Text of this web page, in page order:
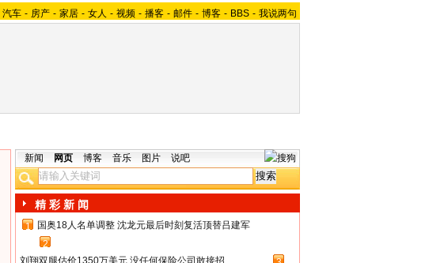
汽车 - 房产 - 家居 - 女人 - 视频 - 播客 - 邮件 - 博客 - BBS - 我说两句
新闻 网页 博客 音乐 图片 说吧
精 彩 新 闻
1
国奥18人名单调整 沈龙元最后时刻复活顶替吕建军
2
刘翔双腿估价1350万美元 没任何保险公司敢接招